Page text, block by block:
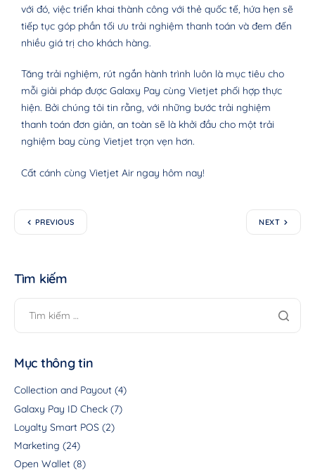
với đó, việc triển khai thành công với thẻ quốc tế, hứa hẹn sẽ
tiếp tục góp phần tối ưu trải nghiệm thanh toán và đem đến
nhiều giá trị cho khách hàng.
Tăng trải nghiệm, rút ngắn hành trình luôn là mục tiêu cho
mỗi giải pháp được Galaxy Pay cùng Vietjet phối hợp thực
hiện. Bởi chúng tôi tin rằng, với những bước trải nghiệm
thanh toán đơn giản, an toàn sẽ là khởi đầu cho một trải
nghiệm bay cùng Vietjet trọn vẹn hơn.
Cất cánh cùng Vietjet Air ngay hôm nay!
PREVIOUS NEXT
Tìm kiếm
Mục thông tin
Collection and Payout (4)
Galaxy Pay ID Check (7)
Loyalty Smart POS (2)
Marketing (24)
Open Wallet (8)